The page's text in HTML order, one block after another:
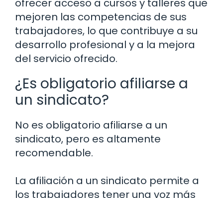
ofrecer acceso a cursos y talleres que
mejoren las competencias de sus
trabajadores, lo que contribuye a su
desarrollo profesional y a la mejora
del servicio ofrecido.
¿Es obligatorio afiliarse a
un sindicato?
No es obligatorio afiliarse a un
sindicato, pero es altamente
recomendable.
La afiliación a un sindicato permite a
los trabajadores tener una voz más